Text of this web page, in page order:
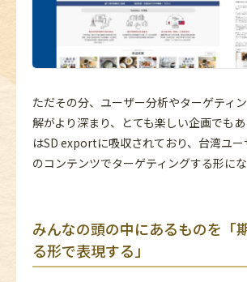
ただその分、ユーザー分析やターゲティ
解がより深まり、とても楽しい企画でも
はSD exportに吸収されており、台湾ユー
のコンテンツでターゲティングする形にな
みんなの頭の中にあるものを「
る形で表現する」